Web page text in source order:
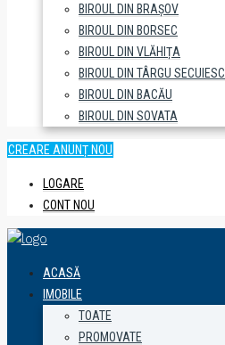
BIROUL DIN BRAȘOV
BIROUL DIN BORSEC
BIROUL DIN VLĂHIȚA
BIROUL DIN TÂRGU SECUIESC
BIROUL DIN BACĂU
BIROUL DIN SOVATA
CREARE ANUNȚ NOU
LOGARE
CONT NOU
ACASĂ
IMOBILE
TOATE
PROMOVATE